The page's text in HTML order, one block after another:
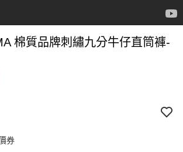
棉質品牌刺繡九分牛仔直筒褲-
券